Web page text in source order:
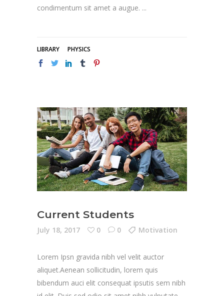
condimentum sit amet a augue.
LIBRARY PHYSICS
Current Students
July 18, 2017 0 0 Motivation
Lorem Ipsn gravida nibh vel velit auctor
aliquet.Aenean sollicitudin, lorem quis
bibendum auci elit consequat ipsutis sem nibh